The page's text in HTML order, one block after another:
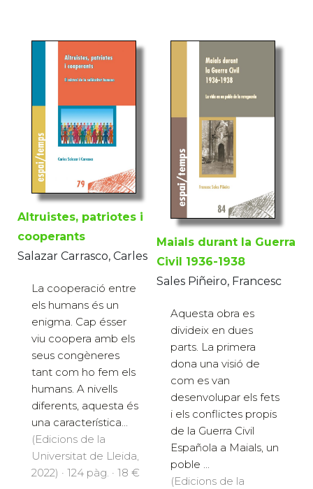
Altruistes, patriotes i
cooperants
Salazar Carrasco, Carles
La cooperació entre
els humans és un
enigma. Cap ésser
viu coopera amb els
seus congèneres
tant com ho fem els
humans. A nivells
diferents, aquesta és
una característica...
(Edicions de la
Universitat de Lleida,
2022) · 124 pàg. · 18 €
Maials durant la Guerra
Civil 1936-1938
Sales Piñeiro, Francesc
Aquesta obra es
divideix en dues
parts. La primera
dona una visió de
com es van
desenvolupar els fets
i els conflictes propis
de la Guerra Civil
Española a Maials, un
poble ...
(Edicions de la